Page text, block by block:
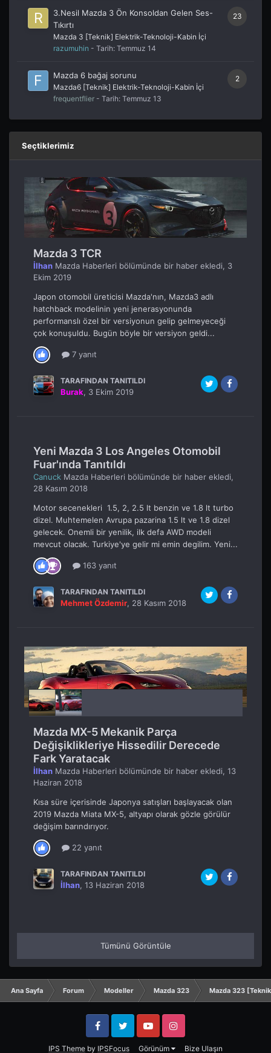
23
3.Nesil Mazda 3 Ön Konsoldan Gelen Ses-
Tıkırtı
Mazda 3 [Teknik] Elektrik-Teknoloji-Kabin İçi
razumuhin - Tarih: Temmuz 14
2
Mazda 6 bağaj sorunu
Mazda6 [Teknik] Elektrik-Teknoloji-Kabin İçi
frequentflier - Tarih: Temmuz 13
Seçtiklerimiz
Mazda 3 TCR
İlhan Mazda Haberleri bölümünde bir haber ekledi, 3
Ekim 2019
Japon otomobil üreticisi Mazda'nın, Mazda3 adlı
hatchback modelinin yeni jenerasyonunda
performanslı özel bir versiyonun gelip gelmeyeceği
çok konuşuldu. Bugün böyle bir versiyon geldi...
7 yanıt
TARAFINDAN TANITILDI
Burak, 3 Ekim 2019
Yeni Mazda 3 Los Angeles Otomobil
Fuar'ında Tanıtıldı
Canuck Mazda Haberleri bölümünde bir haber ekledi,
28 Kasım 2018
Motor secenekleri 1.5, 2, 2.5 lt benzin ve 1.8 lt turbo
dizel. Muhtemelen Avrupa pazarina 1.5 lt ve 1.8 dizel
gelecek. Onemli bir yenilik, ilk defa AWD modeli
mevcut olacak. Turkiye'ye gelir mi emin degilim. Yeni...
163 yanıt
TARAFINDAN TANITILDI
Mehmet Özdemir, 28 Kasım 2018
Mazda MX-5 Mekanik Parça
Değişiklikleriye Hissedilir Derecede
Fark Yaratacak
İlhan Mazda Haberleri bölümünde bir haber ekledi, 13
Haziran 2018
Kısa süre içerisinde Japonya satışları başlayacak olan
2019 Mazda Miata MX-5, altyapı olarak gözle görülür
değişim barındırıyor.
22 yanıt
TARAFINDAN TANITILDI
İlhan, 13 Haziran 2018
Tümünü Görüntüle
Ana Sayfa Forum Modeller Mazda 323 Mazda 323
IPS Theme by IPSFocus Görünüm Bize Ulaşın
FacebookTwitter YouTube Instagram